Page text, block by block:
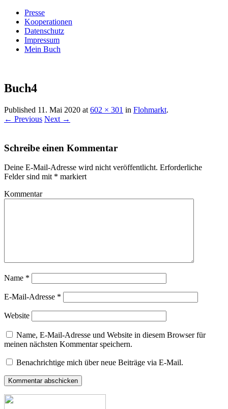
Presse
Kooperationen
Datenschutz
Impressum
Mein Buch
Villa König
Buch4
Published 11. Mai 2020 at 602 × 301 in Flohmarkt.
← Previous Next →
Schreibe einen Kommentar
Deine E-Mail-Adresse wird nicht veröffentlicht. Erforderliche
Felder sind mit * markiert
Kommentar
Name *
E-Mail-Adresse *
Website
Name, E-Mail-Adresse und Website in diesem Browser für
meinen nächsten Kommentar speichern.
Benachrichtige mich über neue Beiträge via E-Mail.